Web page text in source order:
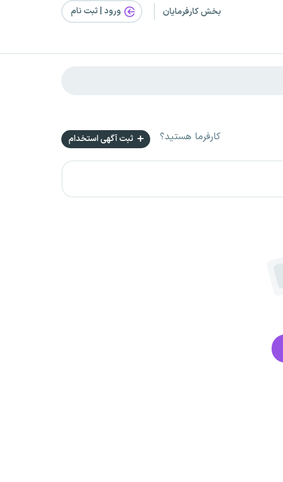
بخش کارفرمایان ورود | ثبت‌ نام
کارفرما هستید؟ ثبت آگهی استخدام